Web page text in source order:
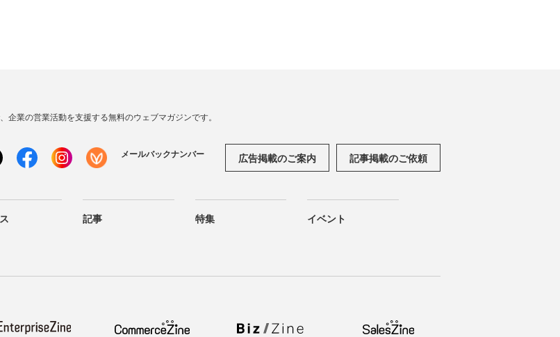
企業の営業活動を支援する無料のウェブマガジンです。
メールバックナンバー 広告掲載のご案内 記事掲載のご依頼
記事 特集 イベント